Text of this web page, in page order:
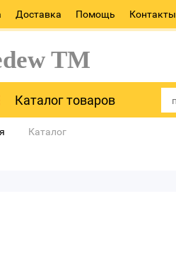
Доставка Помощь Контакты
TM
Каталог товаров
Каталог